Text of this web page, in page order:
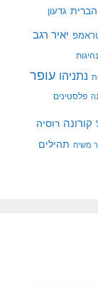
גדעון
יאיר רגב
נתניהו עופר
פלסטינים
קורונה רוסיה
משיח תהילים